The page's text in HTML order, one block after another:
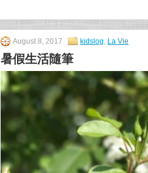
August 8, 2017 kidslog, La Vie
暑假生活隨筆